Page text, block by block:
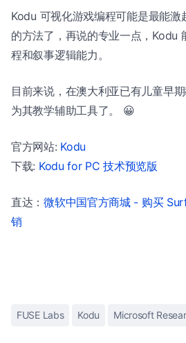
Kodu 可视化游戏编程可能是最能激
的方法了，再说的专业一点，Kodu
程和叙事逻辑能力。
目前来说，在澳大利亚已有儿童早
为其教学辅助工具了。 😀
官方网站: Kodu
下载: Kodu for PC 技术预览版
直达：微软中国官方商城 - 购买
销
FUSE Labs Kodu Microsoft